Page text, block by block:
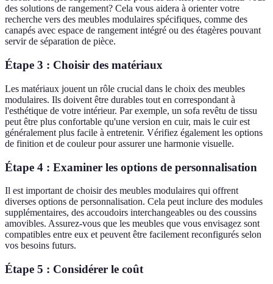
des solutions de rangement? Cela vous aidera à orienter votre
recherche vers des meubles modulaires spécifiques, comme des
canapés avec espace de rangement intégré ou des étagères pouvant
servir de séparation de pièce.
Étape 3 : Choisir des matériaux
Les matériaux jouent un rôle crucial dans le choix des meubles
modulaires. Ils doivent être durables tout en correspondant à
l'esthétique de votre intérieur. Par exemple, un sofa revêtu de tissu
peut être plus confortable qu'une version en cuir, mais le cuir est
généralement plus facile à entretenir. Vérifiez également les options
de finition et de couleur pour assurer une harmonie visuelle.
Étape 4 : Examiner les options de personnalisation
Il est important de choisir des meubles modulaires qui offrent
diverses options de personnalisation. Cela peut inclure des modules
supplémentaires, des accoudoirs interchangeables ou des coussins
amovibles. Assurez-vous que les meubles que vous envisagez sont
compatibles entre eux et peuvent être facilement reconfigurés selon
vos besoins futurs.
Étape 5 : Considérer le coût